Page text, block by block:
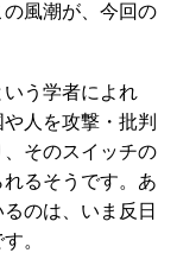
の風潮が、今回の
いう学者によれ
人を攻撃・批判
そのスイッチの
れるそうです。あ
のは、いま反日
。